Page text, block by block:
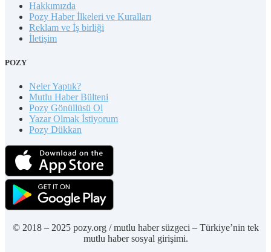
Hakkımızda
Pozy Haber İlkeleri ve Kuralları
Reklam ve İş birliği
İletişim
POZY
Neler Yaptık?
Mutlu Haber Bülteni
Pozy Gönüllüsü Ol
Yazar Olmak İstiyorum
Pozy Dükkan
© 2018 – 2025 pozy.org / mutlu haber süzgeci – Türkiye’nin tek
mutlu haber sosyal girişimi.